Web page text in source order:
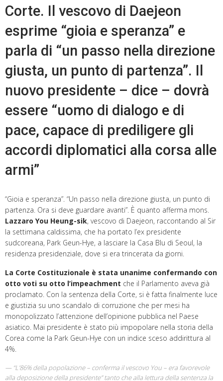
Corte. Il vescovo di Daejeon
esprime “gioia e speranza” e
parla di “un passo nella direzione
giusta, un punto di partenza”. Il
nuovo presidente – dice – dovrà
essere “uomo di dialogo e di
pace, capace di prediligere gli
accordi diplomatici alla corsa alle
armi”
“Gioia e speranza”. “Un passo nella direzione giusta, un punto di
partenza. Ora si deve guardare avanti”. È quanto afferma mons.
Lazzaro You Heung-sik, vescovo di Daejeon, raccontando al Sir
la settimana caldissima, che ha portato l’ex presidente
sudcoreana, Park Geun-Hye, a lasciare la Casa Blu di Seoul, la
residenza presidenziale, dove si era trincerata da giorni.
La Corte Costituzionale è stata unanime confermando con
otto voti su otto l’impeachment che il Parlamento aveva già
proclamato. Con la sentenza della Corte, si è fatta finalmente luce
e giustizia su uno scandalo di corruzione che per mesi ha
monopolizzato l’attenzione dell’opinione pubblica nel Paese
asiatico. Mai presidente è stato più impopolare nella storia della
Corea come la Park Geun-Hye con un indice sceso addirittura al
4%.
“L’86% della popolazione – conferma il vescovo You – era favorevole
alla deposizione della presidente” tanto che alla lettura della sentenza la